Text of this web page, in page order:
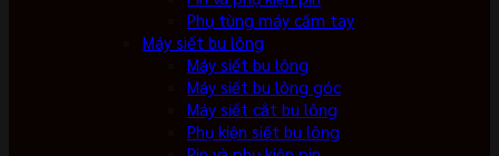
Phụ tùng máy cầm tay
Máy siết bu lông
Máy siết bu lông
Máy siết bu lông góc
Máy siết cắt bu lông
Phụ kiện siết bu lông